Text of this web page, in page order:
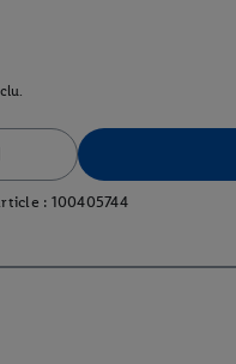
: 100405744